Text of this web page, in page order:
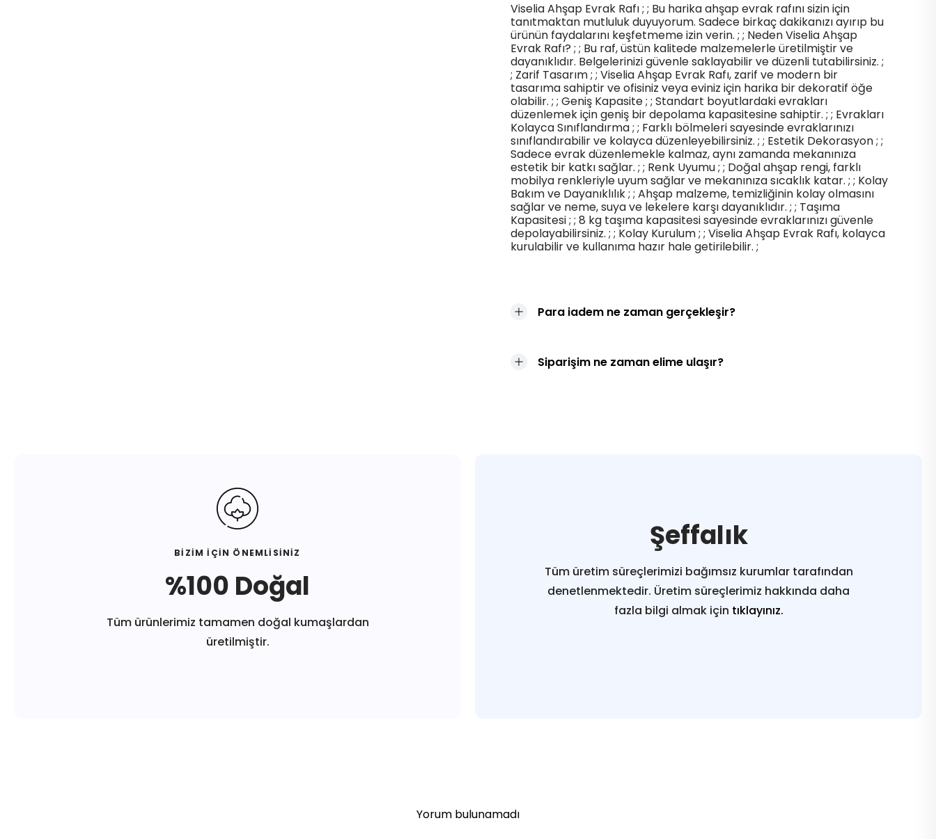
Viselia Ahşap Evrak Rafı ; ; Bu harika ahşap evrak rafını sizin için
tanıtmaktan mutluluk duyuyorum. Sadece birkaç dakikanızı ayırıp bu
ürünün faydalarını keşfetmeme izin verin. ; ; Neden Viselia Ahşap
Evrak Rafı? ; ; Bu raf, üstün kalitede malzemelerle üretilmiştir ve
dayanıklıdır. Belgelerinizi güvenle saklayabilir ve düzenli tutabilirsiniz. ;
; Zarif Tasarım ; ; Viselia Ahşap Evrak Rafı, zarif ve modern bir
tasarıma sahiptir ve ofisiniz veya eviniz için harika bir dekoratif öğe
olabilir. ; ; Geniş Kapasite ; ; Standart boyutlardaki evrakları
düzenlemek için geniş bir depolama kapasitesine sahiptir. ; ; Evrakları
Kolayca Sınıflandırma ; ; Farklı bölmeleri sayesinde evraklarınızı
sınıflandırabilir ve kolayca düzenleyebilirsiniz. ; ; Estetik Dekorasyon ; ;
Sadece evrak düzenlemekle kalmaz, aynı zamanda mekanınıza
estetik bir katkı sağlar. ; ; Renk Uyumu ; ; Doğal ahşap rengi, farklı
mobilya renkleriyle uyum sağlar ve mekanınıza sıcaklık katar. ; ; Kolay
Bakım ve Dayanıklılık ; ; Ahşap malzeme, temizliğinin kolay olmasını
sağlar ve neme, suya ve lekelere karşı dayanıklıdır. ; ; Taşıma
Kapasitesi ; ; 8 kg taşıma kapasitesi sayesinde evraklarınızı güvenle
depolayabilirsiniz. ; ; Kolay Kurulum ; ; Viselia Ahşap Evrak Rafı, kolayca
kurulabilir ve kullanıma hazır hale getirilebilir. ;
Para iadem ne zaman gerçekleşir?
Siparişim ne zaman elime ulaşır?
BİZİM İÇİN ÖNEMLİSİNİZ
%100 Doğal
Tüm ürünlerimiz tamamen doğal kumaşlardan
üretilmiştir.
Şeffalık
Tüm üretim süreçlerimizi bağımsız kurumlar tarafından
denetlenmektedir. Üretim süreçlerimiz hakkında daha
fazla bilgi almak için tıklayınız.
Yorum bulunamadı